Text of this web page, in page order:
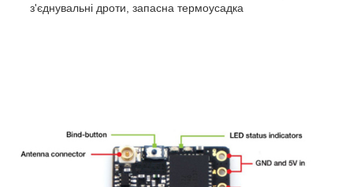
з'єднувальні дроти, запасна термоусадка